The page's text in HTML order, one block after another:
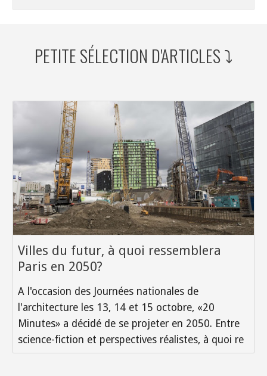
PETITE SÉLECTION D'ARTICLES ⤵️
Villes du futur, à quoi ressemblera
Paris en 2050?
A l'occasion des Journées nationales de
l'architecture les 13, 14 et 15 octobre, «20
Minutes» a décidé de se projeter en 2050. Entre
science-fiction et perspectives réalistes, à quoi re